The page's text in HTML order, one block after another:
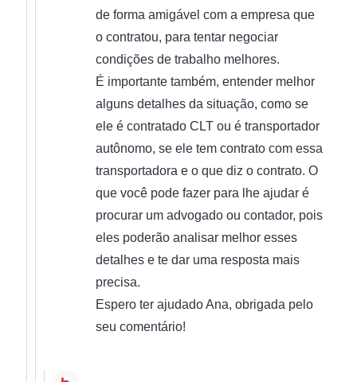
de forma amigável com a empresa que
o contratou, para tentar negociar
condições de trabalho melhores.
É importante também, entender melhor
alguns detalhes da situação, como se
ele é contratado CLT ou é transportador
autônomo, se ele tem contrato com essa
transportadora e o que diz o contrato. O
que você pode fazer para lhe ajudar é
procurar um advogado ou contador, pois
eles poderão analisar melhor esses
detalhes e te dar uma resposta mais
precisa.
Espero ter ajudado Ana, obrigada pelo
seu comentário!